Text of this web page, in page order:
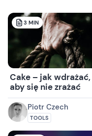
3 MIN
Cake – jak wdrażać,
aby się nie zrażać
Piotr Czech
TOOLS